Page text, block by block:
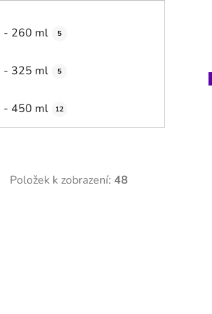
- 260 ml 5
- 325 ml 5
- 450 ml 12
Položek k zobrazení: 48